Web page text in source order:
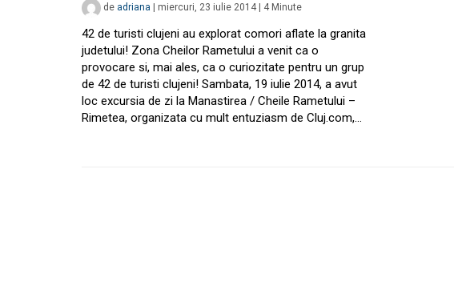
de adriana miercuri, 23 iulie 2014 4 Minute
42 de turisti clujeni au explorat comori aflate la granita
judetului! Zona Cheilor Rametului a venit ca o
provocare si, mai ales, ca o curiozitate pentru un grup
de 42 de turisti clujeni! Sambata, 19 iulie 2014, a avut
loc excursia de zi la Manastirea / Cheile Rametului –
Rimetea, organizata cu mult entuziasm de Cluj.com,…